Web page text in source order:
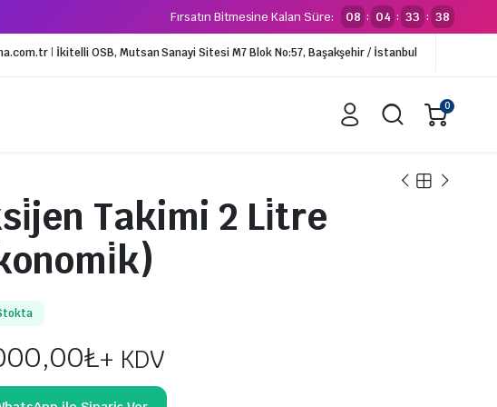
Fırsatın Bitmesine Kalan Süre: 08 : 04 : 33 : 37
İkitelli OSB, Mutsan Sanayi Sitesi M7 Blok No:57, Başakşehir / İstanbul
Küresel Vanalar
Expansion Valf
Borular
0
Takimi 2 Li̇tre
₺+ KDV